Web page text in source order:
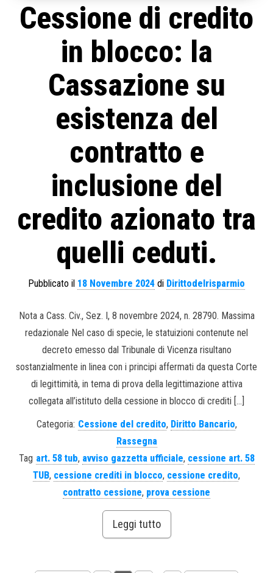
Cessione di credito
in blocco: la
Cassazione su
esistenza del
contratto e
inclusione del
credito azionato tra
quelli ceduti.
Pubblicato il 18 Novembre 2024 di Dirittodelrisparmio
Nota a Cass. Civ., Sez. I, 8 novembre 2024, n. 28790. Massima
redazionale Nel caso di specie, le statuizioni contenute nel
decreto emesso dal Tribunale di Vicenza risultano
sostanzialmente in linea con i principi affermati da questa Corte
di legittimità, in tema di prova della legittimazione attiva
collegata all’istituto della cessione in blocco di crediti […]
Categoria: Cessione del credito, Diritto Bancario,
Rassegna
Tag art. 58 tub, avviso gazzetta ufficiale, cessione art. 58
TUB, cessione crediti in blocco, cessione credito,
contratto cessione, prova cessione
Leggi tutto